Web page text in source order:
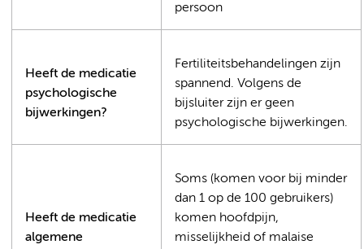
persoon
Heeft de medicatie
psychologische
bijwerkingen?
Fertiliteitsbehandelingen zijn
spannend. Volgens de
bijsluiter zijn er geen
psychologische bijwerkingen.
Heeft de medicatie
algemene
Soms (komen voor bij minder
dan 1 op de 100 gebruikers)
komen hoofdpijn,
misselijkheid of malaise